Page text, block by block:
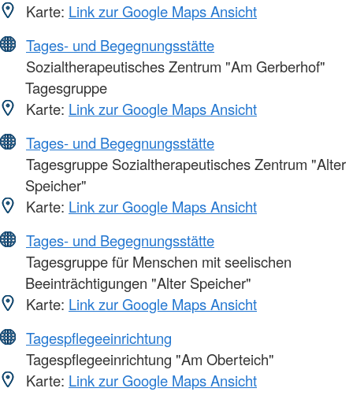
Karte: Link zur Google Maps Ansicht
Tages- und Begegnungsstätte
Sozialtherapeutisches Zentrum "Am Gerberhof"
Tagesgruppe
Karte: Link zur Google Maps Ansicht
Tages- und Begegnungsstätte
Tagesgruppe Sozialtherapeutisches Zentrum "Alter
Speicher"
Karte: Link zur Google Maps Ansicht
Tages- und Begegnungsstätte
Tagesgruppe für Menschen mit seelischen
Beeinträchtigungen "Alter Speicher"
Karte: Link zur Google Maps Ansicht
Tagespflegeeinrichtung
Tagespflegeeinrichtung "Am Oberteich"
Karte: Link zur Google Maps Ansicht